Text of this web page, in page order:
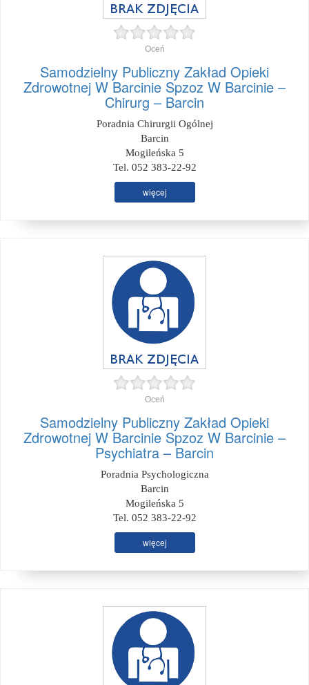
Oceń
Samodzielny Publiczny Zakład Opieki
Zdrowotnej W Barcinie Spzoz W Barcinie –
Chirurg – Barcin
Poradnia Chirurgii Ogólnej
Barcin
Mogileńska 5
Tel. 052 383-22-92
więcej
Oceń
Samodzielny Publiczny Zakład Opieki
Zdrowotnej W Barcinie Spzoz W Barcinie –
Psychiatra – Barcin
Poradnia Psychologiczna
Barcin
Mogileńska 5
Tel. 052 383-22-92
więcej